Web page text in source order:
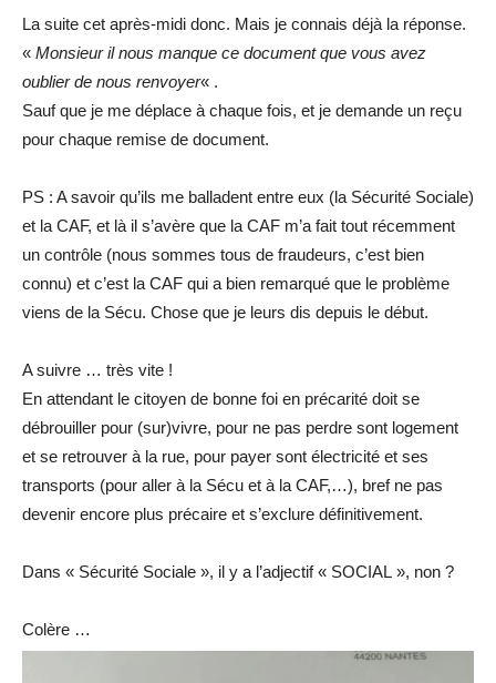
La suite cet après-midi donc. Mais je connais déjà la réponse.
« Monsieur il nous manque ce document que vous avez
oublier de nous renvoyer« .
Sauf que je me déplace à chaque fois, et je demande un reçu
pour chaque remise de document.
PS : A savoir qu’ils me balladent entre eux (la Sécurité Sociale)
et la CAF, et là il s’avère que la CAF m’a fait tout récemment
un contrôle (nous sommes tous de fraudeurs, c’est bien
connu) et c’est la CAF qui a bien remarqué que le problème
viens de la Sécu. Chose que je leurs dis depuis le début.
A suivre … très vite !
En attendant le citoyen de bonne foi en précarité doit se
débrouiller pour (sur)vivre, pour ne pas perdre sont logement
et se retrouver à la rue, pour payer sont électricité et ses
transports (pour aller à la Sécu et à la CAF,…), bref ne pas
devenir encore plus précaire et s’exclure définitivement.
Dans « Sécurité Sociale », il y a l’adjectif « SOCIAL », non ?
Colère …